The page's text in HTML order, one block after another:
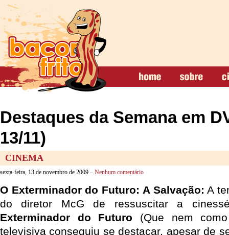
Destaques da Semana em
13/11)
CINEMA
sexta-feira, 13 de novembro de 2009 – Nenhum comentário
O Exterminador do Futuro: A Salvação: A
do diretor McG de ressuscitar a
Exterminador do Futuro (Que nem
televisiva conseguiu se destacar, apesar de